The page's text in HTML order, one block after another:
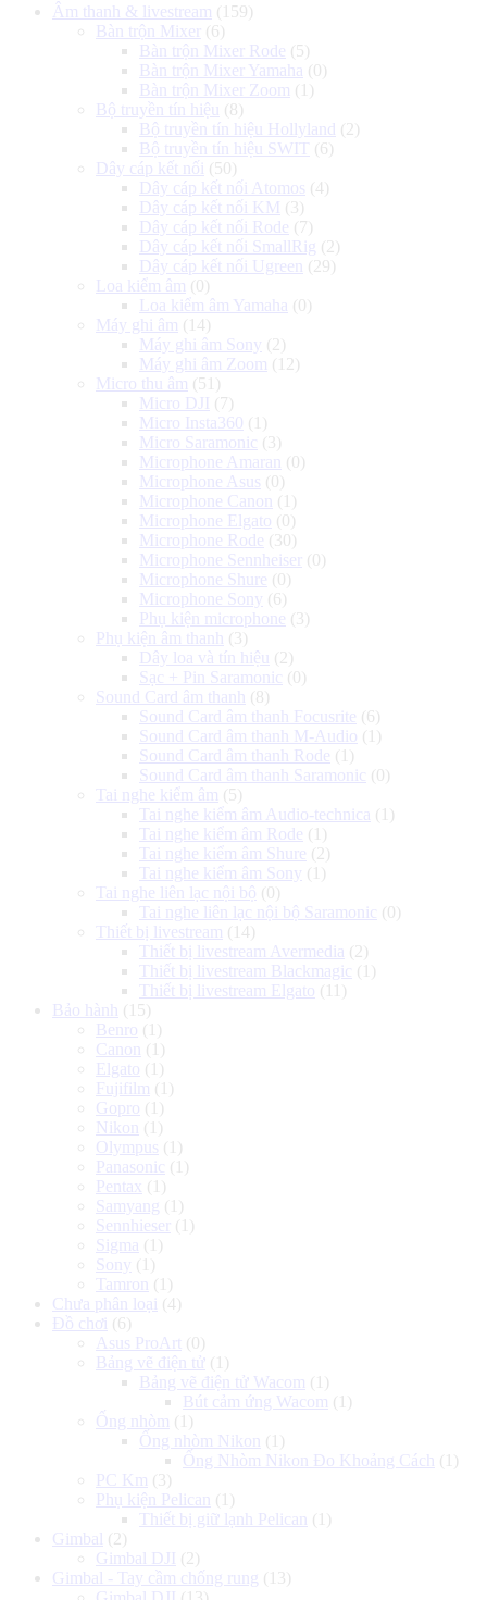
60.000.000 ₫.là:
58.780.000 ₫.
Âm thanh & livestream (159)
Bàn trộn Mixer
(6)
Bàn trộn Mixer Rode (5)
Bàn trộn Mixer Yamaha (0)
Bàn trộn Mixer Zoom (1)
Bộ truyền tín hiệu
(8)
Bộ truyền tín hiệu Hollyland
(2)
Bộ truyền tín hiệu SWIT (6)
Dây cáp kết nối (50)
Dây cáp kết nối Atomos (4)
Dây cáp kết nối KM (3)
Dây cáp kết nối Rode (7)
Dây cáp kết nối SmallRig (2)
Dây cáp kết nối Ugreen
(29)
Loa kiểm âm (0)
Loa kiểm âm Yamaha (0)
Máy ghi âm (14)
Máy ghi âm Sony (2)
Máy ghi âm Zoom (12)
Micro thu âm (51)
Micro DJI (7)
Micro Insta360 (1)
Micro Saramonic (3)
Microphone Amaran
(0)
Microphone Asus (0)
Microphone Canon
(1)
Microphone Elgato (0)
Microphone Rode (30)
Microphone Sennheiser
(0)
Microphone Shure (0)
Microphone Sony (6)
Phụ kiện microphone (3)
Phụ kiện âm thanh
(3)
Dây loa và tín hiệu
(2)
Sạc + Pin Saramonic (0)
Sound Card âm thanh
(8)
Sound Card âm thanh Focusrite (6)
Sound Card âm thanh M-Audio (1)
Sound Card âm thanh Rode (1)
Sound Card âm thanh Saramonic (0)
Tai nghe kiểm âm (5)
Tai nghe kiểm âm Audio-technica (1)
Tai nghe kiểm âm Rode (1)
Tai nghe kiểm âm Shure (2)
Tai nghe kiểm âm Sony (1)
Tai nghe liên lạc nội bộ (0)
Tai nghe liên lạc nội bộ Saramonic (0)
Thiết bị livestream (14)
Thiết bị livestream Avermedia (2)
Thiết bị livestream Blackmagic (1)
Thiết bị livestream Elgato (11)
Bảo hành
(15)
Benro (1)
Canon
(1)
Elgato (1)
Fujifilm (1)
Gopro (1)
Nikon
(1)
Olympus (1)
Panasonic (1)
Pentax (1)
Samyang (1)
Sennhieser
(1)
Sigma (1)
Sony (1)
Tamron
(1)
Chưa phân loại (4)
Đồ chơi (6)
Asus ProArt (0)
Bảng vẽ điện tử (1)
Bảng vẽ điện tử Wacom (1)
Bút cảm ứng Wacom (1)
Ống nhòm (1)
Ống nhòm Nikon
(1)
Ống Nhòm Nikon Đo Khoảng Cách
(1)
PC Km (3)
Phụ kiện Pelican
(1)
Thiết bị giữ lạnh Pelican
(1)
Gimbal (2)
Gimbal DJI (2)
Gimbal - Tay cầm chống rung (13)